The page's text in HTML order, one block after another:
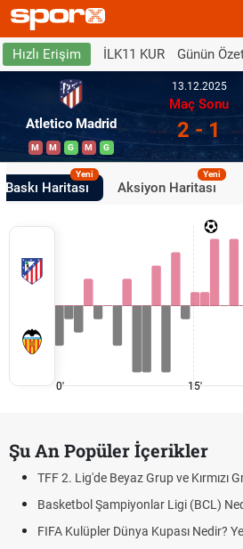
Hızlı Erişim İLK11 KUR Günün
Atletico Madrid
M M G M G
13.12.2025
Maç Sonu
2 - 1
Baskı Haritası
Yeni
Aksiyon Haritası
Yeni
0' 15'
Şu An Popüler İçerikler
TFF 2. Lig'de Beyaz Grup ve Kırmızı
Basketbol Şampiyonlar Ligi (BCL)
FIFA Kulüpler Dünya Kupası Nedir?